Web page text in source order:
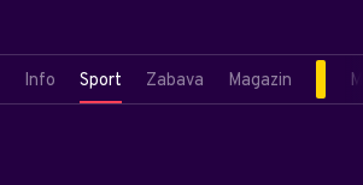
Info Sport Zabava Magazin